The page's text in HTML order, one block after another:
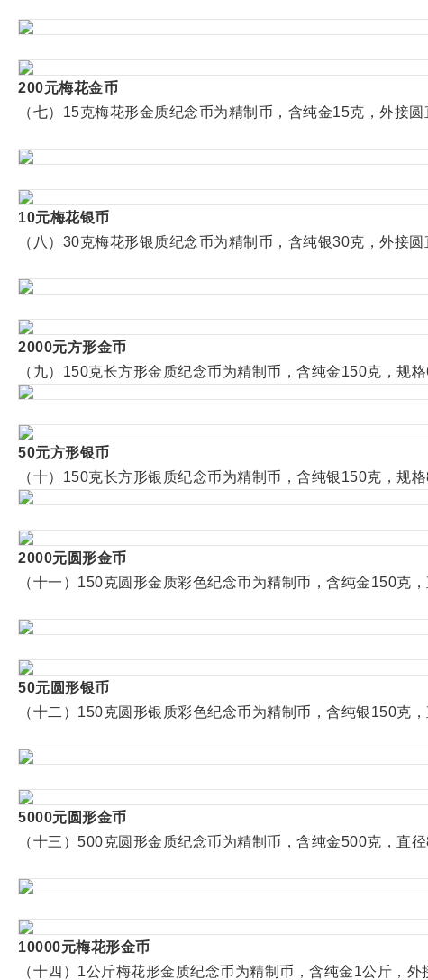
200元梅花金币
（七）15克梅花形金质纪念币为精制币，含纯金15克，外接
10元梅花银币
（八）30克梅花形银质纪念币为精制币，含纯银30克，外接
2000元方形金币
（九）150克长方形金质纪念币为精制币，含纯金150克，规
50元方形银币
（十）150克长方形银质纪念币为精制币，含纯银150克，规
2000元圆形金币
（十一）150克圆形金质彩色纪念币为精制币，含纯金150克
50元圆形银币
（十二）150克圆形银质彩色纪念币为精制币，含纯银150克
5000元圆形金币
（十三）500克圆形金质纪念币为精制币，含纯金500克，直
10000元梅花形金币
（十四）1公斤梅花形金质纪念币为精制币，含纯金1公斤，